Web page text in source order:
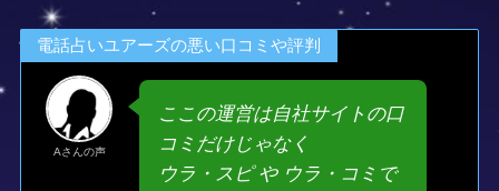
電話占いユアーズの悪い口コミや評判
Aさんの声
ここの運営は自社サイトの口
コミだけじゃなく
ウラ・スピ や ウラ・コミで